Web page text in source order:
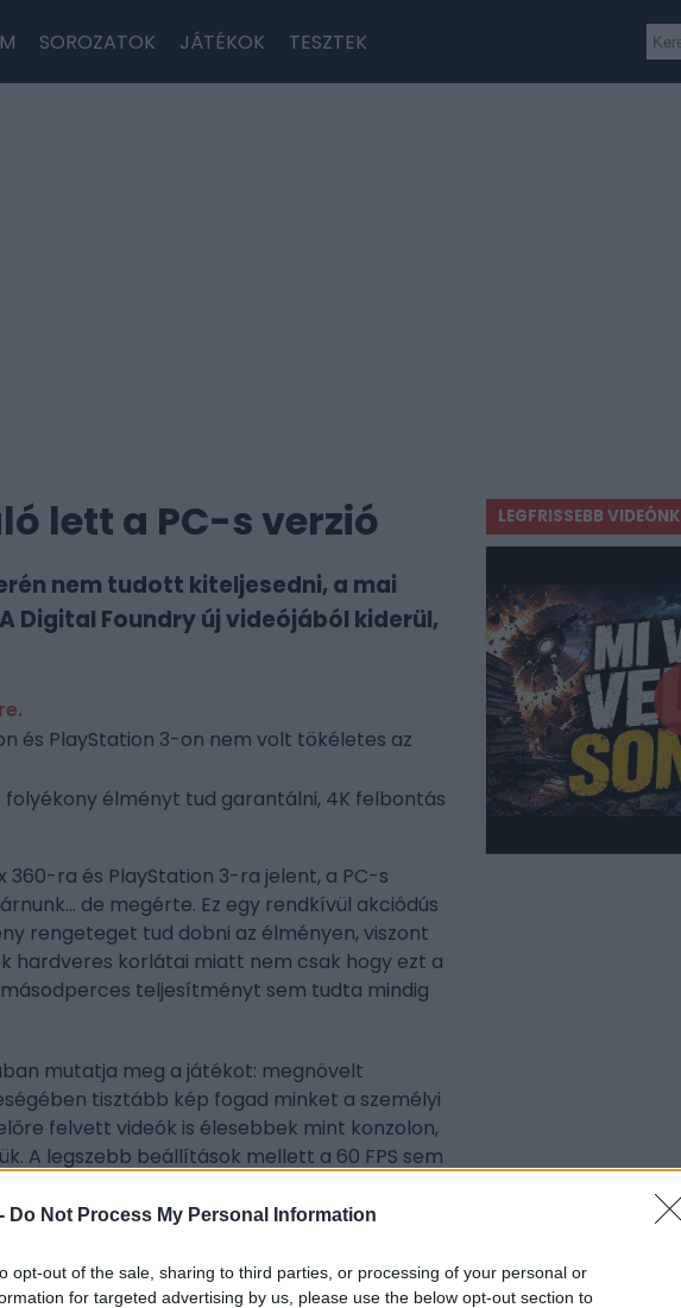
Do Not Process My Personal Information
opt-out of the sale, sharing to third parties, or processing of your personal or
for targeted advertising by us, please use the below opt-out section to
SOROZATOK JÁTÉKOK TESZTEK
lett a PC-s verzió
nem tudott kiteljesedni, a mai
Digital Foundry új videójából kiderül,
és PlayStation 3-on nem volt tökéletes az
folyékony élményt tud garantálni, 4K felbontás
360-ra és PlayStation 3-ra jelent, a PC-s
de megérte. Ez egy rendkívül akciódús
rengeteget tud dobni az élményen, viszont
hardveres korlátai miatt nem csak hogy ezt a
teljesítményt sem tudta mindig
mutatja meg a játékot: megnövelt
tisztább kép fogad minket a személyi
felvett videók is élesebbek mint konzolon,
A legszebb beállítások mellett a 60 FPS sem
(1080p felbontás környékén). Még egy
a régebbi konzolokon.
LEGFRISSEBB VIDEÓNK